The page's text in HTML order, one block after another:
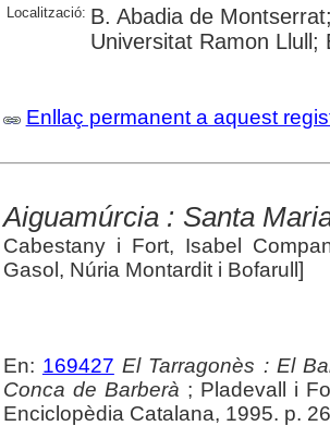
Localització: B. Abadia de
Universitat Ramon Llull;
Enllaç permanent a aquest
Aiguamúrcia : Santa
Cabestany i Fort, Isabel
Gasol, Núria Montardit i Bofarull]
En: 169427 El Tarragonès : El
Conca de Barberà ; Pladevall i
Enciclopèdia Catalana, 1995. p.